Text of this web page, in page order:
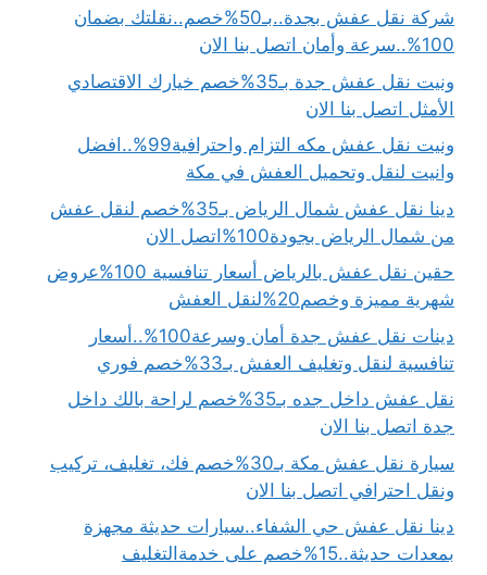
شركة نقل عفش بجدة..بـ50%خصم..نقلتك بضمان
100%..سرعة وأمان اتصل بنا الان
ونيت نقل عفش جدة بـ35%خصم خيارك الاقتصادي
الأمثل اتصل بنا الان
ونيت نقل عفش مكه التزام واحترافية99%..افضل
وانيت لنقل وتحميل العفش في مكة
دينا نقل عفش شمال الرياض بـ35%خصم لنقل عفش
من شمال الرياض بجودة100%اتصل الان
حقين نقل عفش بالرياض أسعار تنافسية 100%عروض
شهرية مميزة وخصم20%لنقل العفش
دينات نقل عفش جدة أمان وسرعة100%..أسعار
تنافسية لنقل وتغليف العفش بـ33%خصم فوري
نقل عفش داخل جده بـ35%خصم لراحة بالك داخل
جدة اتصل بنا الان
سيارة نقل عفش مكة بـ30%خصم فك، تغليف، تركيب
ونقل احترافي اتصل بنا الان
دينا نقل عفش حي الشفاء..سيارات حديثة مجهزة
بمعدات حديثة..15%خصم على خدمةالتغليف